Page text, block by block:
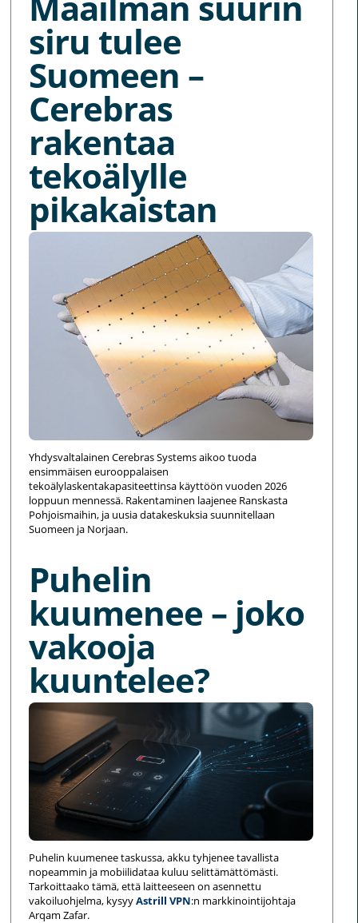
siru tulee
Suomeen –
Cerebras
rakentaa
tekoälylle
pikakaistan
Yhdysvaltalainen Cerebras Systems aikoo tuoda
ensimmäisen eurooppalaisen
tekoälylaskentakapasiteettinsa käyttöön vuoden 2026
loppuun mennessä. Rakentaminen laajenee Ranskasta
Pohjoismaihin, ja uusia datakeskuksia suunnitellaan
Suomeen ja Norjaan.
Puhelin
kuumenee – joko
vakooja
kuuntelee?
Puhelin kuumenee taskussa, akku tyhjenee tavallista
nopeammin ja mobiilidataa kuluu selittämättömästi.
Tarkoittaako tämä, että laitteeseen on asennettu
vakoiluohjelma, kysyyAstrill VPN:n markkinointijohtaja
Arqam Zafar.